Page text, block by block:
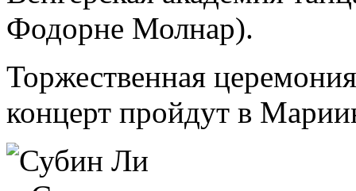
Фодорне Молнар).
Торжественная
концерт пройдут в